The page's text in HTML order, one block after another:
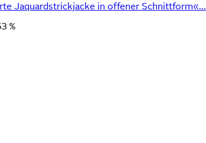
Jaquardstrickjacke in offener Schnittform«...
%